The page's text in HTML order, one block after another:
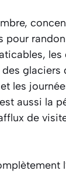
pour
les
glaciers
les
aussi la
de